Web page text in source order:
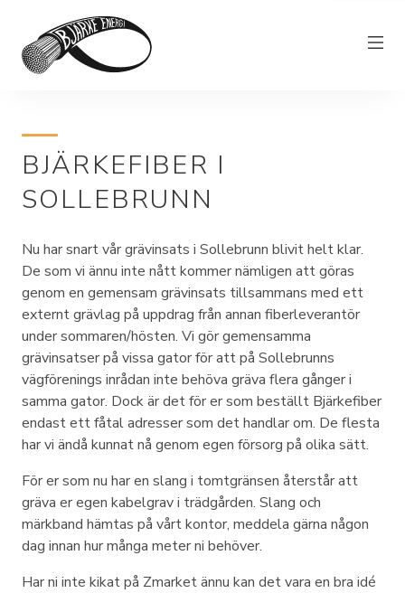
Elhandel
Bjärkefiber
Om Bjärke Energi
Kundservice
Elproducent
BJÄRKEFIBER I
SOLLEBRUNN
Nu har snart vår grävinsats i Sollebrunn blivit helt klar.
De som vi ännu inte nått kommer nämligen att göras
genom en gemensam grävinsats tillsammans med ett
externt grävlag på uppdrag från annan fiberleverantör
under sommaren/hösten. Vi gör gemensamma
grävinsatser på vissa gator för att på Sollebrunns
vägförenings inrådan inte behöva gräva flera gånger i
samma gator. Dock är det för er som beställt Bjärkefiber
endast ett fåtal adresser som det handlar om. De flesta
har vi ändå kunnat nå genom egen försorg på olika sätt.
För er som nu har en slang i tomtgränsen återstår att
gräva er egen kabelgrav i trädgården. Slang och
märkband hämtas på vårt kontor, meddela gärna någon
dag innan hur många meter ni behöver.
Har ni inte kikat på Zmarket ännu kan det vara en bra idé